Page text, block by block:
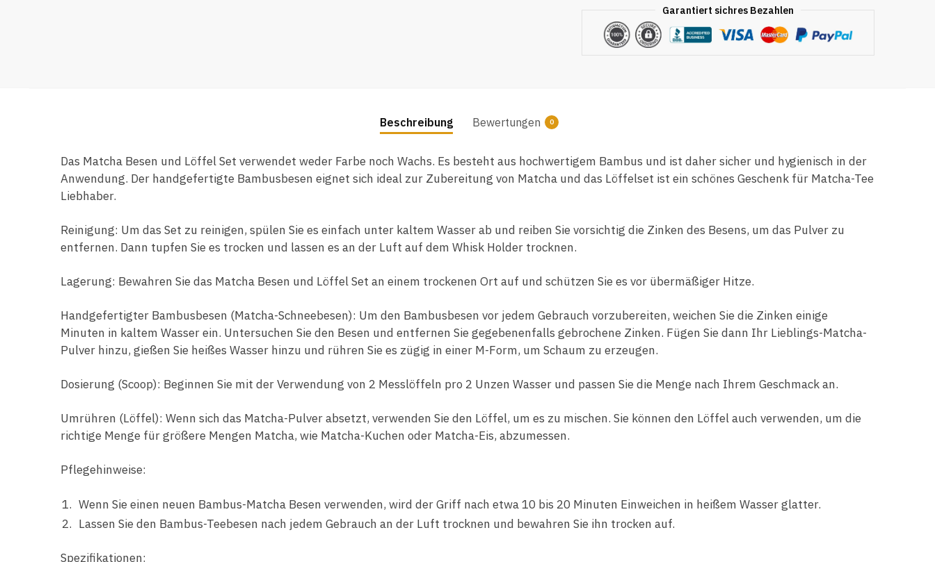
Garantiert sichres Bezahlen
Beschreibung Bewertungen 0
Das Matcha Besen und Löffel Set verwendet weder Farbe noch Wachs. Es besteht aus hochwertigem Bambus und ist daher sicher und hygienisch in der
Anwendung. Der handgefertigte Bambusbesen eignet sich ideal zur Zubereitung von Matcha und das Löffelset ist ein schönes Geschenk für Matcha-Tee
Liebhaber.
Reinigung: Um das Set zu reinigen, spülen Sie es einfach unter kaltem Wasser ab und reiben Sie vorsichtig die Zinken des Besens, um das Pulver zu
entfernen. Dann tupfen Sie es trocken und lassen es an der Luft auf dem Whisk Holder trocknen.
Lagerung: Bewahren Sie das Matcha Besen und Löffel Set an einem trockenen Ort auf und schützen Sie es vor übermäßiger Hitze.
Handgefertigter Bambusbesen (Matcha-Schneebesen): Um den Bambusbesen vor jedem Gebrauch vorzubereiten, weichen Sie die Zinken einige
Minuten in kaltem Wasser ein. Untersuchen Sie den Besen und entfernen Sie gegebenenfalls gebrochene Zinken. Fügen Sie dann Ihr Lieblings-Matcha-
Pulver hinzu, gießen Sie heißes Wasser hinzu und rühren Sie es zügig in einer M-Form, um Schaum zu erzeugen.
Dosierung (Scoop): Beginnen Sie mit der Verwendung von 2 Messlöffeln pro 2 Unzen Wasser und passen Sie die Menge nach Ihrem Geschmack an.
Umrühren (Löffel): Wenn sich das Matcha-Pulver absetzt, verwenden Sie den Löffel, um es zu mischen. Sie können den Löffel auch verwenden, um die
richtige Menge für größere Mengen Matcha, wie Matcha-Kuchen oder Matcha-Eis, abzumessen.
Pflegehinweise:
Wenn Sie einen neuen Bambus-Matcha Besen verwenden, wird der Griff nach etwa 10 bis 20 Minuten Einweichen in heißem Wasser glatter.
Lassen Sie den Bambus-Teebesen nach jedem Gebrauch an der Luft trocknen und bewahren Sie ihn trocken auf.
Spezifikationen: